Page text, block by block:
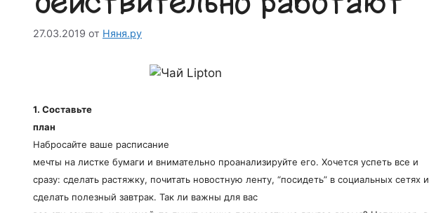
27.03.2019 от Няня.ру
1. Составьте
план
Набросайте ваше расписание
мечты на листке бумаги и внимательно проанализируйте его. Хочется успеть все и
сразу: сделать растяжку, почитать новостную ленту, “посидеть” в социальных сетях и
сделать полезный завтрак. Так ли важны для вас